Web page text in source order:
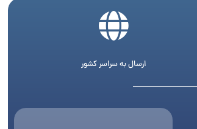
ارسال به سراسر کشور